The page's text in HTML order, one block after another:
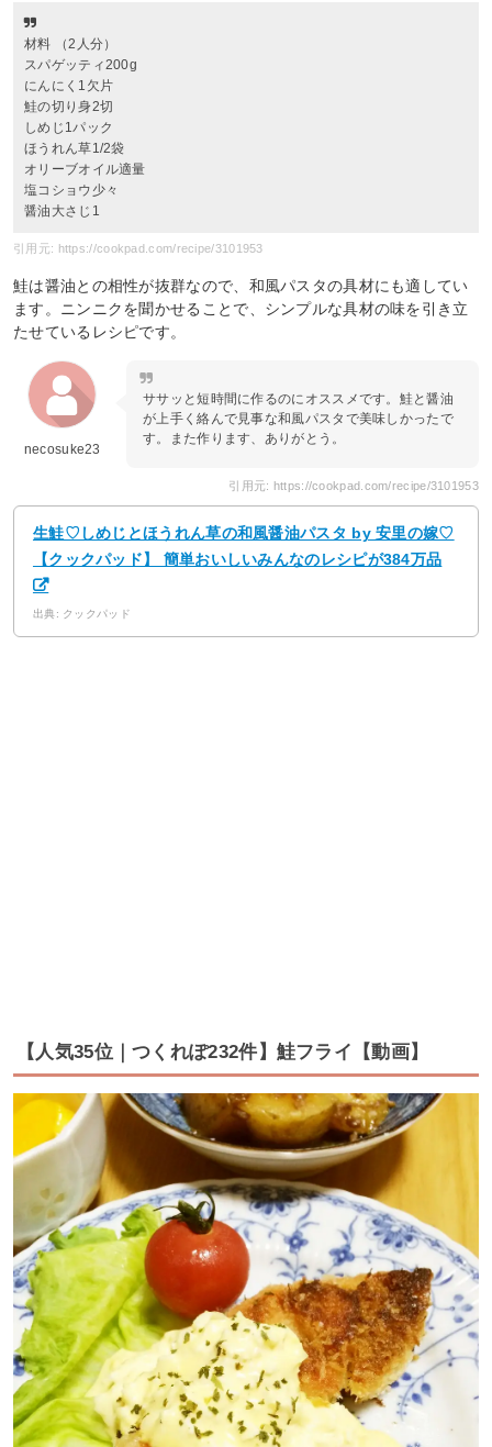
材料 （2人分）
スパゲッティ200g
にんにく1欠片
鮭の切り身2切
しめじ1パック
ほうれん草1/2袋
オリーブオイル適量
塩コショウ少々
醤油大さじ1
引用元: https://cookpad.com/recipe/3101953
鮭は醤油との相性が抜群なので、和風パスタの具材にも適してい
ます。ニンニクを聞かせることで、シンプルな具材の味を引き立
たせているレシピです。
necosuke23
ササッと短時間に作るのにオススメです。鮭と醤油
が上手く絡んで見事な和風パスタで美味しかったで
す。また作ります、ありがとう。
引用元: https://cookpad.com/recipe/3101953
生鮭♡しめじとほうれん草の和風醤油パスタ by 安里の嫁♡
【クックパッド】 簡単おいしいみんなのレシピが384万品
出典: クックパッド
【人気35位｜つくれぽ232件】鮭フライ【動画】